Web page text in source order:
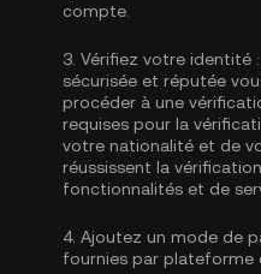
compte.
3. Vérifiez votre identité :
sécurisée et réputée
procéder à une
requises pour la
votre nationalité et de
réussissent la
fonctionnalités et de
4. Ajoutez un mode de
fournies par plateforme